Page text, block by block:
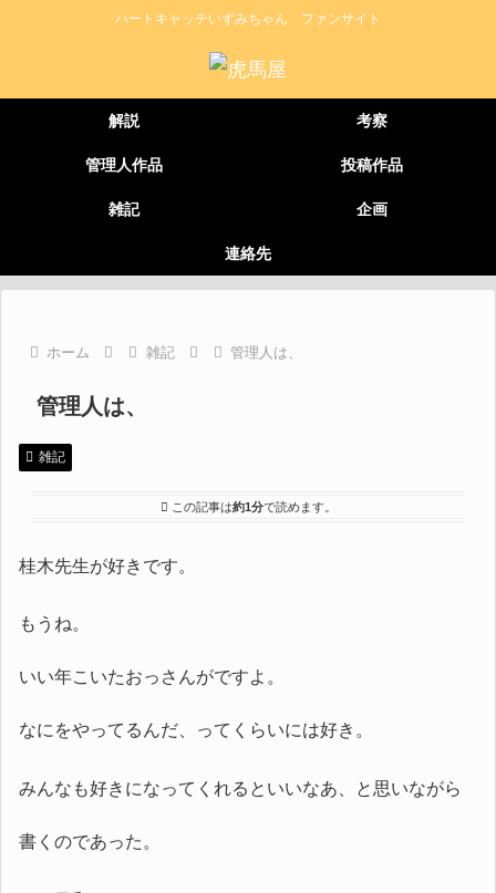
ハートキャッチいずみちゃん ファンサイト
解説 考察
管理人作品 投稿作品
雑記 企画
連絡先
ホーム 雑記 管理人は、
管理人は、
雑記
この記事は約1分で読めます。
桂木先生が好きです。
もうね。
いい年こいたおっさんがですよ。
なにをやってるんだ、ってくらいには好き。
みんなも好きになってくれるといいなあ、と思いながら
書くのであった。